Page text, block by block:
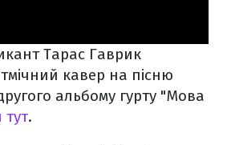
Тарас Гаврик
кавер на пісню
альбому гурту "Мова
тут.